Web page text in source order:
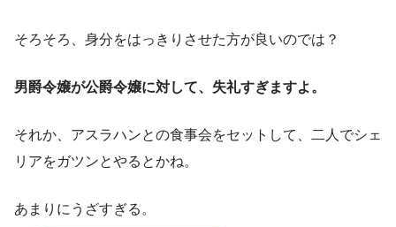
そろそろ、身分をはっきりさせた方が良いのでは？
男爵令嬢が公爵令嬢に対して、失礼すぎますよ。
それか、アスラハンとの食事会をセットして、二人でシェ
リアをガツンとやるとかね。
あまりにうざすぎる。